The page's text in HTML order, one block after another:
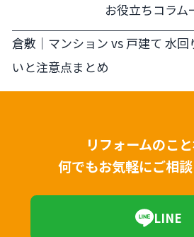
お役立ちコラム
倉敷｜マンション vs 戸建て 水
いと注意点まとめ
リフォームのこと
何でもお気軽にご相談
LINE